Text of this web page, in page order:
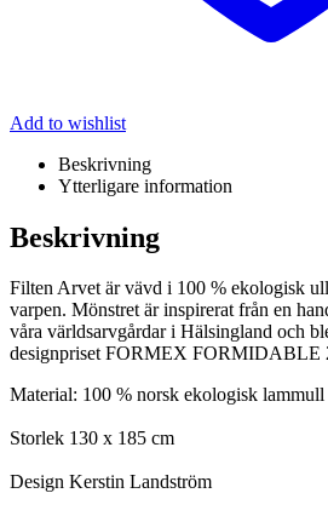
Add to wishlist
Beskrivning
Ytterligare information
Beskrivning
Filten Arvet är vävd i 100 % ekologisk
varpen. Mönstret är inspirerat från en
våra världsarvgårdar i Hälsingland och
designpriset FORMEX FORMIDABLE
Material: 100 % norsk ekologisk lammull
Storlek 130 x 185 cm
Design Kerstin Landström